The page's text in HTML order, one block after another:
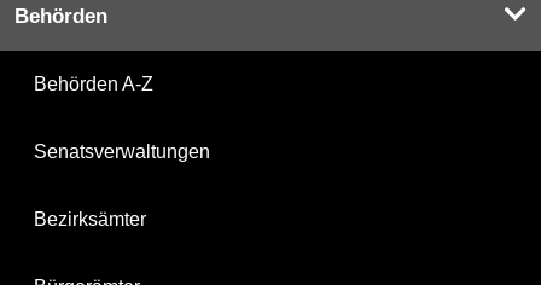
Behörden
Behörden A-Z
Senatsverwaltungen
Bezirksämter